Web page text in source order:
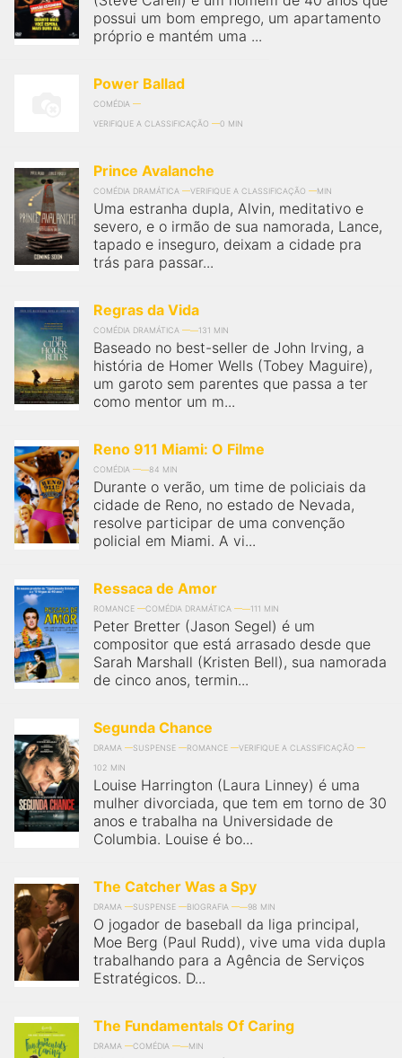
possui um bom emprego, um apartamento
próprio e mantém uma ...
Power Ballad
COMÉDIA
VERIFIQUE A CLASSIFICAÇÃO
0 MIN
Prince Avalanche
COMÉDIA DRAMÁTICA VERIFIQUE A CLASSIFICAÇÃO MIN
Uma estranha dupla, Alvin, meditativo e
severo, e o irmão de sua namorada, Lance,
tapado e inseguro, deixam a cidade pra
trás para passar...
Regras da Vida
COMÉDIA DRAMÁTICA 131 MIN
Baseado no best-seller de John Irving, a
história de Homer Wells (Tobey Maguire),
um garoto sem parentes que passa a ter
como mentor um m...
Reno 911 Miami: O Filme
COMÉDIA 84 MIN
Durante o verão, um time de policiais da
cidade de Reno, no estado de Nevada,
resolve participar de uma convenção
policial em Miami. A vi...
Ressaca de Amor
ROMANCE COMÉDIA DRAMÁTICA 111 MIN
Peter Bretter (Jason Segel) é um
compositor que está arrasado desde que
Sarah Marshall (Kristen Bell), sua namorada
de cinco anos, termin...
Segunda Chance
DRAMA SUSPENSE ROMANCE
VERIFIQUE A CLASSIFICAÇÃO
102 MIN
Louise Harrington (Laura Linney) é uma
mulher divorciada, que tem em torno de 30
anos e trabalha na Universidade de
Columbia. Louise é bo...
The Catcher Was a Spy
DRAMA SUSPENSE BIOGRAFIA 98 MIN
O jogador de baseball da liga principal,
Moe Berg (Paul Rudd), vive uma vida dupla
trabalhando para a Agência de Serviços
Estratégicos. D...
The Fundamentals Of Caring
DRAMA COMÉDIA MIN